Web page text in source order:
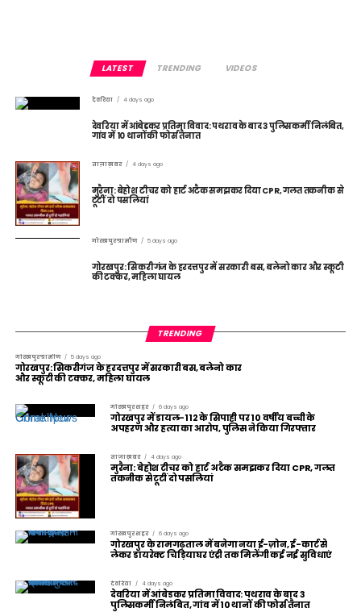
LATEST TRENDING VIDEOS
देवरिया 4 days ago
देवरिया में आंबेडकर प्रतिमा विवाद: पथराव के बाद 3 पुलिसकर्मी निलंबित,
गांव में 10 थानों की फोर्स तैनात
ताज़ा ख़बर 4 days ago
मुरैना: बेहोश टीचर को हार्ट अटैक समझकर दिया CPR, गलत तकनीक से
टूटीं दो पसलियां
गोरखपुर ग्रामीण 5 days ago
गोरखपुर: सिकरीगंज के हरदत्तपुर में सरकारी बस, बलेनो कार और स्कूटी
की टक्कर, महिला घायल
TRENDING
गोरखपुर ग्रामीण 5 days ago
गोरखपुर: सिकरीगंज के हरदत्तपुर में सरकारी बस, बलेनो कार
और स्कूटी की टक्कर, महिला घायल
गोरखपुर शहर 6 days ago
गोरखपुर में डायल-112 के सिपाही पर 10 वर्षीय बच्ची के
अपहरण और हत्या का आरोप, पुलिस ने किया गिरफ्तार
ताज़ा ख़बर 4 days ago
मुरैना: बेहोश टीचर को हार्ट अटैक समझकर दिया CPR, गलत
तकनीक से टूटीं दो पसलियां
गोरखपुर शहर 6 days ago
गोरखपुर के रामगढ़ताल में बनेगा नया ई-ज़ोन, ई-कार्ट से
लेकर डायरेक्ट चिड़ियाघर एंट्री तक मिलेंगी कई नई सुविधाएं
देवरिया 4 days ago
देवरिया में आंबेडकर प्रतिमा विवाद: पथराव के बाद 3
पुलिसकर्मी निलंबित, गांव में 10 थानों की फोर्स तैनात